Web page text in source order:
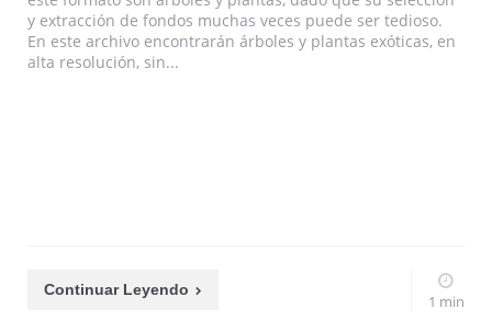
y extracción de fondos muchas veces puede ser tedioso.
En este archivo encontrarán árboles y plantas exóticas, en
alta resolución, sin...
Continuar Leyendo
1 min